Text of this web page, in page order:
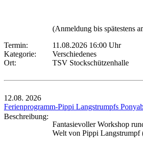
(Anmeldung bis spätestens
Termin:
11.08.2026 16:00 Uhr
Kategorie:
Verschiedenes
Ort:
TSV Stockschützenhalle
12.08. 2026
Ferienprogramm-Pippi Langstrumpfs
Beschreibung:
Fantasievoller Workshop
Welt von Pippi Langstrumpf